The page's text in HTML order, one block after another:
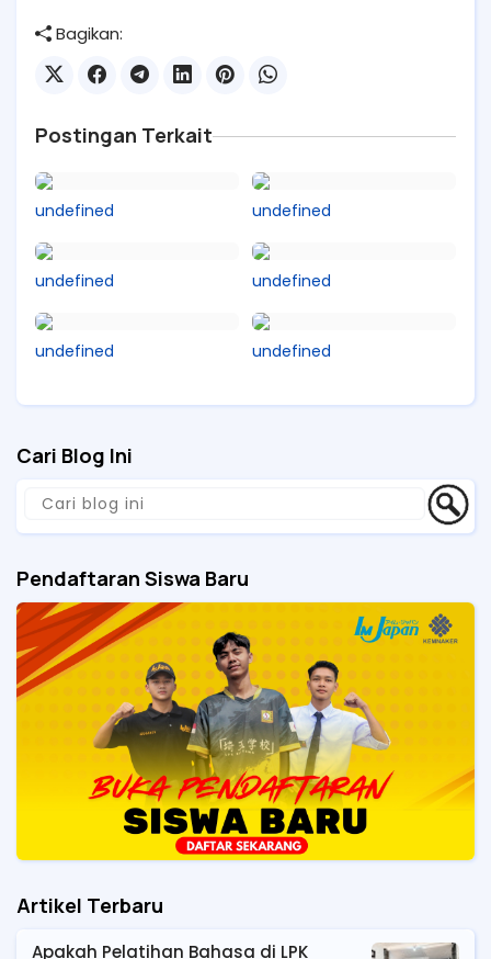
Bagikan:
Postingan Terkait
undefined undefined
undefined undefined
undefined undefined
Cari Blog Ini
Pendaftaran Siswa Baru
Artikel Terbaru
Apakah Pelatihan Bahasa di LPK